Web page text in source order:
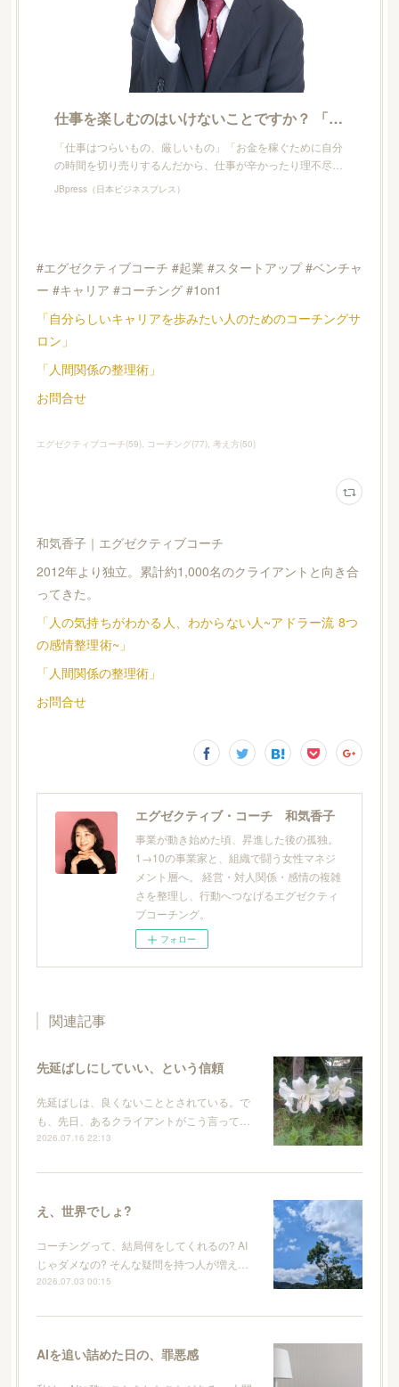
仕事を楽しむのはいけないことですか？ 「考え方の転換」で挫折を乗り越えたAさん | JBpress(日本ビジネスプレス)
「仕事はつらいもの、厳しいもの」「お金を稼ぐために自分
の時間を切り売りするんだから、仕事が辛かったり理不尽…
JBpress（日本ビジネスプレス）
#エグゼクティブコーチ #起業 #スタートアップ #ベンチャ
ー #キャリア #コーチング #1on1
「自分らしいキャリアを歩みたい人のためのコーチングサ
ロン」
「人間関係の整理術」
お問合せ
エグゼクティブコーチ(59) コーチング(77) 考え方(50)
和気香子｜エグゼクティブコーチ
2012年より独立。累計約1,000名のクライアントと向き合
ってきた。
「人の気持ちがわかる人、わからない人~アドラー流 8つ
の感情整理術~」
「人間関係の整理術」
お問合せ
エグゼクティブ・コーチ 和気香子
事業が動き始めた頃、昇進した後の孤独。
1→10の事業家と、組織で闘う女性マネジ
メント層へ。 経営・対人関係・感情の複雑
さを整理し、行動へつなげるエグゼクティ
ブコーチング。
フォロー
関連記事
先延ばしにしていい、という信頼
先延ばしは、良くないこととされている。で
も、先日、あるクライアントがこう言って…
2026.07.16 22:13
え、世界でしょ?
コーチングって、結局何をしてくれるの? AI
じゃダメなの? そんな疑問を持つ人が増え…
2026.07.03 00:15
AIを追い詰めた日の、罪悪感